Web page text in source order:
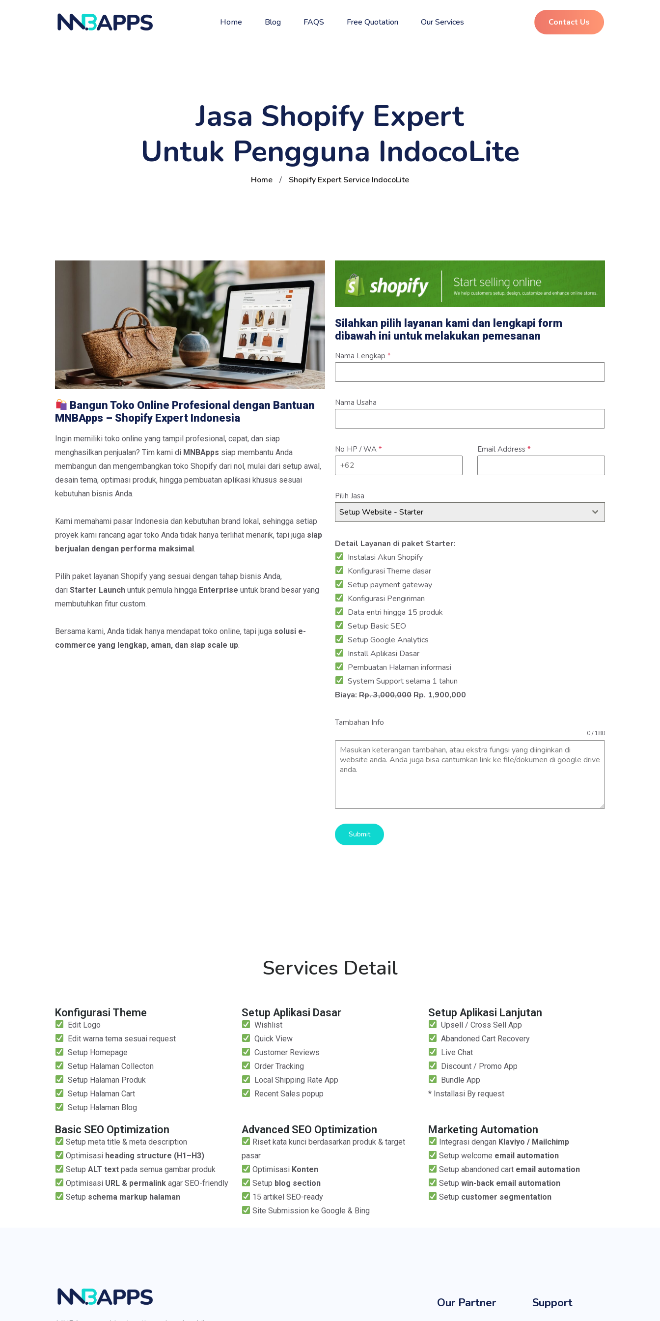
Home Blog FAQS Free Quotation Our Services Contact Us
Jasa Shopify Expert
Untuk Pengguna IndocoLite
Home / Shopify Expert Service IndocoLite
Bangun Toko Online Profesional dengan Bantuan
MNBApps – Shopify Expert Indonesia
Ingin memiliki toko online yang tampil profesional, cepat, dan siap
menghasilkan penjualan? Tim kami di MNBApps siap membantu Anda
membangun dan mengembangkan toko Shopify dari nol, mulai dari setup awal,
desain tema, optimasi produk, hingga pembuatan aplikasi khusus sesuai
kebutuhan bisnis Anda.
Kami memahami pasar Indonesia dan kebutuhan brand lokal, sehingga setiap
proyek kami rancang agar toko Anda tidak hanya terlihat menarik, tapi juga siap
berjualan dengan performa maksimal.
Pilih paket layanan Shopify yang sesuai dengan tahap bisnis Anda,
dari Starter Launch untuk pemula hingga Enterprise untuk brand besar yang
membutuhkan fitur custom.
Bersama kami, Anda tidak hanya mendapat toko online, tapi juga solusi e-
commerce yang lengkap, aman, dan siap scale up.
Silahkan pilih layanan kami dan lengkapi form
dibawah ini untuk melakukan pemesanan
Nama Lengkap *
Nama Usaha
No HP / WA * Email Address *
Pilih Jasa
Setup Website - Starter
Detail Layanan di paket Starter:
Instalasi Akun Shopify
Konfigurasi Theme dasar
Setup payment gateway
Konfigurasi Pengiriman
Data entri hingga 15 produk
Setup Basic SEO
Setup Google Analytics
Install Aplikasi Dasar
Pembuatan Halaman informasi
System Support selama 1 tahun
Biaya: Rp. 3,000,000 Rp. 1,900,000
Tambahan Info
0 / 180
Submit
Services Detail
Konfigurasi Theme
Edit Logo
Edit warna tema sesuai request
Setup Homepage
Setup Halaman Collecton
Setup Halaman Produk
Setup Halaman Cart
Setup Halaman Blog
Setup Aplikasi Dasar
Wishlist
Quick View
Customer Reviews
Order Tracking
Local Shipping Rate App
Recent Sales popup
Setup Aplikasi Lanjutan
Upsell / Cross Sell App
Abandoned Cart Recovery
Live Chat
Discount / Promo App
Bundle App
* Installasi By request
Basic SEO Optimization
Setup meta title & meta description
Optimisasi heading structure (H1–H3)
SetupALT text pada semua gambar produk
Optimisasi URL & permalink agar SEO-friendly
Setup schema markup halaman
Advanced SEO Optimization
Riset kata kunci berdasarkan produk & target
pasar
Optimisasi Konten
Setup blog section
15 artikel SEO-ready
Site Submission ke Google & Bing
Marketing Automation
Integrasi dengan Klaviyo / Mailchimp
Setup welcome email automation
Setup abandoned cart email automation
Setupwin-back email automation
Setup customer segmentation
Our Partner Support